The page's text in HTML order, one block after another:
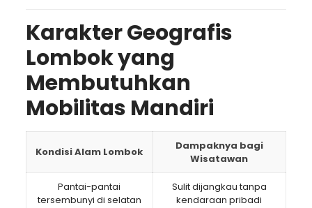
Karakter Geografis
Lombok yang
Membutuhkan
Mobilitas Mandiri
Kondisi Alam Lombok
Dampaknya bagi
Wisatawan
Pantai-pantai
tersembunyi di selatan
Sulit dijangkau tanpa
kendaraan pribadi